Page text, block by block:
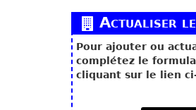
Actualiser
Pour ajouter ou
complétez le
cliquant sur le lien